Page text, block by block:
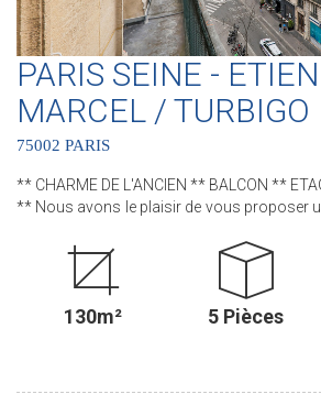
PARIS SEINE -
MARCEL / TURBIGO
75002 PARIS
** CHARME DE L'ANCIEN ** BALCON **
** Nous avons le plaisir de vous proposer un appartement familial
de tout le CHARME et du CACHET de
ses moulures et ses cheminées D'une superficie de 130 m² et
10m² de BALCON filant, ce bien situé au
ASCENSEUR comprend : une entrée, un
une cuisine séparée, trois chambres, un
une salle d'eau et des water-closets séparés.
130m² 5 Pièces